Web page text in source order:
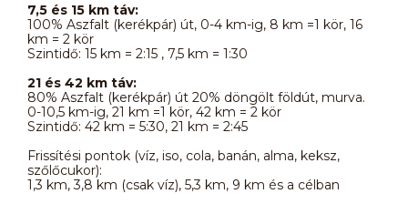
7,5 és 15 km táv:
100% Aszfalt (kerékpár) út, 0-4 km-ig, 8 km =1 kör, 16
km = 2 kör
Szintidő: 15 km = 2:15 , 7,5 km = 1:30
21 és 42 km táv:
80% Aszfalt (kerékpár) út 20% döngölt földút, murva.
0-10,5 km-ig, 21 km =1 kör, 42 km = 2 kör
Szintidő: 42 km = 5:30, 21 km = 2:45
Frissítési pontok (víz, iso, cola, banán, alma, keksz,
szőlőcukor):
1,3 km, 3,8 km (csak víz), 5,3 km, 9 km és a célban